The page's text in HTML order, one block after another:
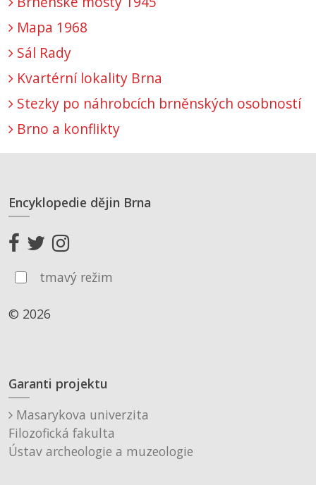
Mapa 1968
Sál Rady
Kvartérní lokality Brna
Stezky po náhrobcích brněnských osobností
Brno a konflikty
Encyklopedie dějin Brna
tmavý režim
© 2026
Garanti projektu
Masarykova univerzita
Filozofická fakulta
Ústav archeologie a muzeologie